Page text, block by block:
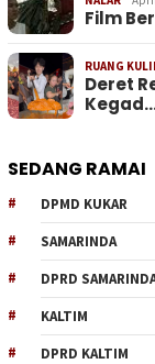
Film
RUANG
Deret
SEDANG RAMAI
DPMD KUKAR
SAMARINDA
DPRD
KALTIM
DPRD KALTIM